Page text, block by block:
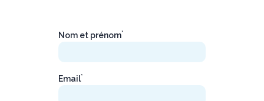
Nom et prénom*
Email*